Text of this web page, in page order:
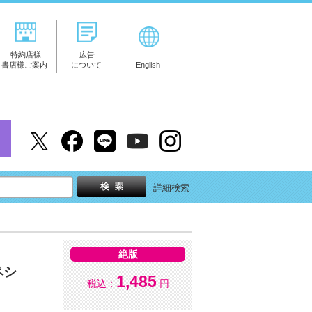
特約店様
書店様ご案内
広告
について
English
詳細検索
シ
絶版
税込： 1,485円